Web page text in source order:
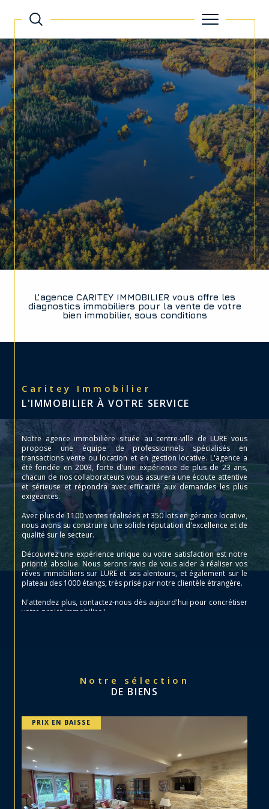
L'agence CARITEY IMMOBILIER vous offre les
diagnostics immobiliers pour la vente de votre
bien immobilier, sous conditions
Caritey Immobilier
L'IMMOBILIER À VOTRE SERVICE
Notre agence immobilière située au centre-ville de LURE vous
propose une équipe de professionnels spécialisés en
transactions vente ou location et en gestion locative. L'agence a
été fondée en 2003, forte d'une expérience de plus de 23 ans,
chacun de nos collaborateurs vous assurera une écoute attentive
et sérieuse et répondra avec efficacité aux demandes les plus
exigeantes.
Avec plus de 1100 ventes réalisées et 350 lots en gérance locative,
nous avons su construire une solide réputation d'excellence et de
qualité sur le secteur.
Découvrez une expérience unique ou votre satisfaction est notre
priorité absolue. Nous serons ravis de vous aider à réaliser vos
rêves immobiliers sur LURE et ses alentours, et également sur le
plateau des 1000 étangs, très prisé par notre clientèle étrangère.
N'attendez plus, contactez-nous dès aujourd'hui pour concrétiser
votre projet immobilier !
Notre sélection
DE BIENS